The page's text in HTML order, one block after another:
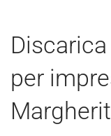
per